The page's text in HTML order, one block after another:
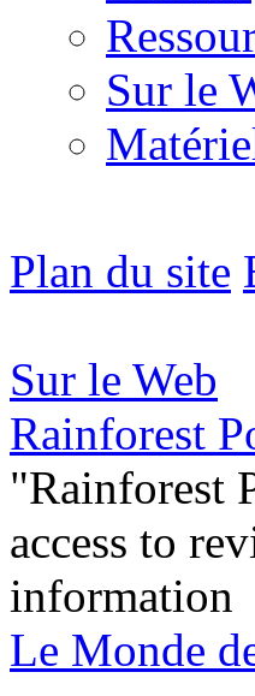
Sur le
Plan du site
Sur le Web
Rainforest
"Rainforest
access to
information
Le Monde